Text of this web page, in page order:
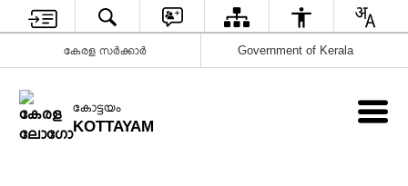
കേരള സർക്കാർ Government of Kerala
കോട്ടയം
KOTTAYAM